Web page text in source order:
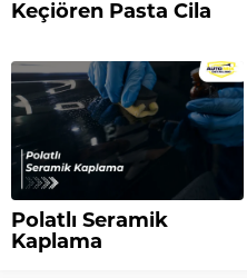
Keçiören Pasta Cila
Polatlı Seramik
Kaplama